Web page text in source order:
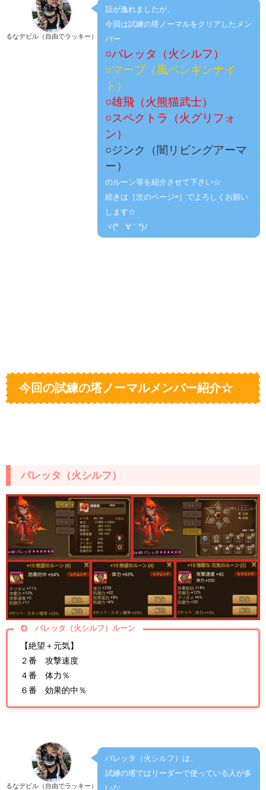
るなデビル（自由でラッキー）
話が逸れましたが、
今回は試練の塔ノーマルをクリアしたメン
バー
○バレッタ（火シルフ）
○マーブ（風ペンギンナイ
ト）
○雄飛（火熊猫武士）
○スペクトラ（火グリフォ
ン）
○ジンク（闇リビングアーマ
ー）
のルーン等を紹介させて下さい☆
続きは［次のページ⇨］でよろしくお願い
します☆
ヾ(*´∀｀*)ﾉ
今回の試練の塔ノーマルメンバー紹介☆
バレッタ（火シルフ）
バレッタ（火シルフ）ルーン
【絶望＋元気】
２番 攻撃速度
４番 体力％
６番 効果的中％
るなデビル（自由でラッキー）
バレッタ（火シルフ）は、
試練の塔ではリーダーで使っている人が多
いな。